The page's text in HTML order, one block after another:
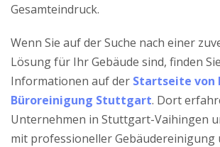
Gesamteindruck.
Wenn Sie auf der Suche nach einer
Lösung für Ihr Gebäude sind, finden
Informationen auf der Startseite von
Büroreinigung Stuttgart. Dort
Unternehmen in Stuttgart-Vaihingen
mit professioneller Gebäudereinigung